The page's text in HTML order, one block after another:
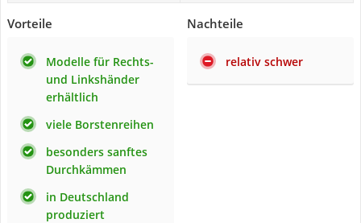
Vorteile
Modelle für Rechts-
und Linkshänder
erhältlich
viele Borstenreihen
besonders sanftes
Durchkämmen
in Deutschland
produziert
Nachteile
relativ schwer